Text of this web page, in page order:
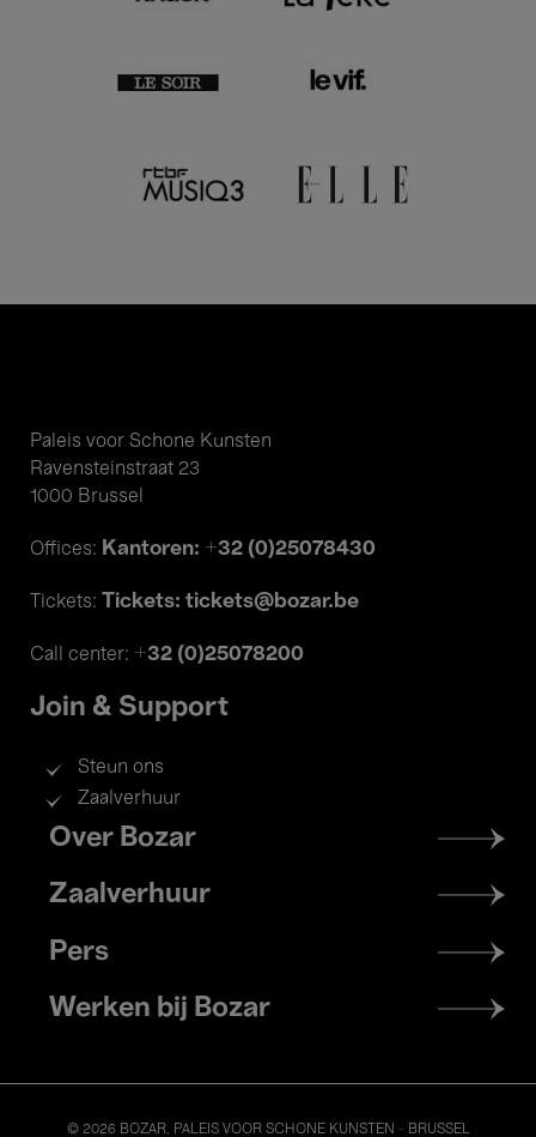
Paleis voor Schone Kunsten
Ravensteinstraat 23
1000 Brussel
Offices: Kantoren: +32 (0)25078430
Tickets: Tickets: tickets@bozar.be
Call center: +32 (0)25078200
Join & Support
Steun ons
Zaalverhuur
Footer
menu
Over Bozar
Zaalverhuur
Pers
Werken bij Bozar
© 2026 BOZAR. PALEIS VOOR SCHONE KUNSTEN - BRUSSEL